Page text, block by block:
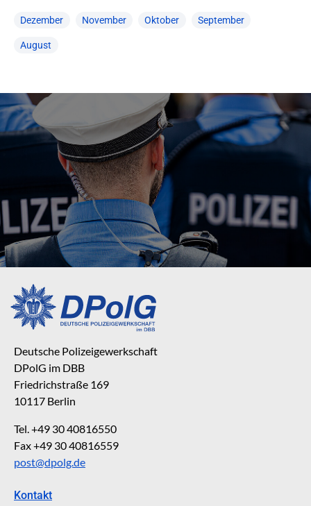
Dezember November Oktober September
August
Deutsche Polizeigewerkschaft
DPolG im DBB
Friedrichstraße 169
10117 Berlin
Tel. +49 30 40816550
Fax +49 30 40816559
post@dpolg.de
Kontakt